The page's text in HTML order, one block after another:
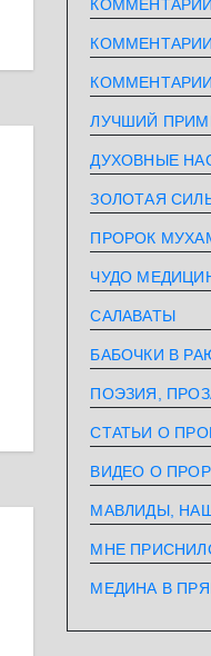
ЛУЧШИЙ
ДУХОВНЫЕ
ЗОЛОТАЯ
ПРОРОК
ЧУДО
САЛАВАТЫ
БАБОЧКИ В
ПОЭЗИЯ,
СТАТЬИ О
ВИДЕО О
МАВЛИДЫ,
МНЕ
МЕДИНА В